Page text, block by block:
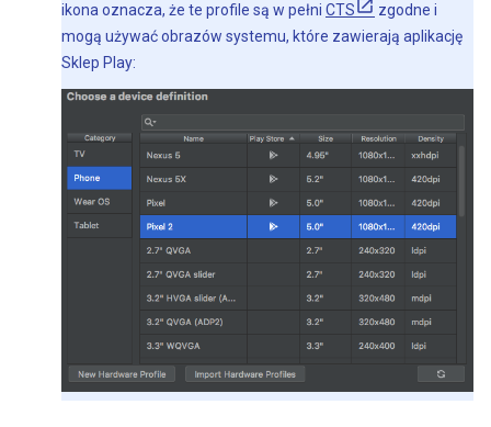
ikona oznacza, że te profile są w pełni CTS
zgodne i
mogą używać obrazów systemu, które zawierają aplikację
Sklep Play: